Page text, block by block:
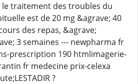
traitement des troubles du
est de 20 mg &agrave; 40
des repas, &agrave;
3 semaines --- newpharma fr
prescription 190 htmlimagerie-
fr medecine prix-celexa
?